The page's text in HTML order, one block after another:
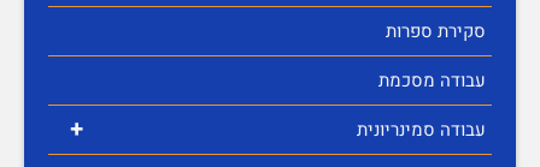
סקירת ספרות
עבודה מסכמת
+
עבודה סמינריונית